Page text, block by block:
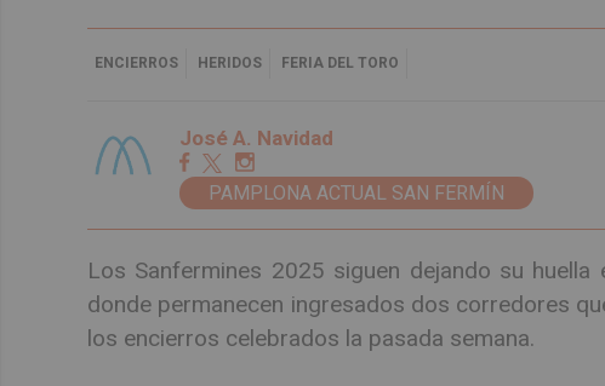
ENCIERROS HERIDOS FERIA DEL TORO
José A. Navidad
PAMPLONA ACTUAL SAN FERMÍN
Los Sanfermines 2025 siguen dejando su
donde permanecen ingresados dos corredores
los encierros celebrados la pasada semana.